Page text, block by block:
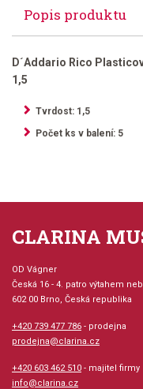
Popis produktu
D´Addario Rico
1,5
Tvrdost: 1,5
Počet ks v balení: 5
CLARINA
OD Vágner
Česká 16 - 4. patro výtahem
602 00 Brno, Česká republika
+420 739 477 786 - prodejna
prodejna@clarina.cz
+420 603 462 510 - majitel firmy
info@clarina.cz